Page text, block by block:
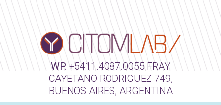
WP. +5411.4087.0055FRAY
CAYETANO RODRIGUEZ 749,
BUENOS AIRES, ARGENTINA